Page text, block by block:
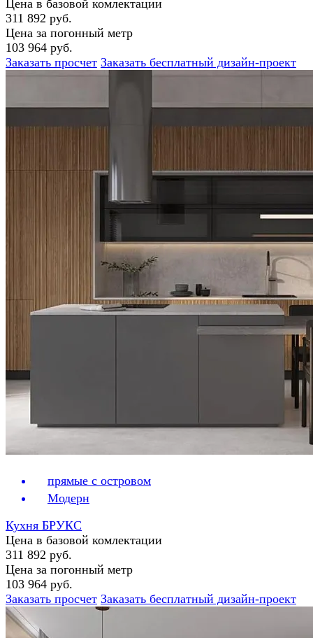
Цена в базовой комлектации
311 892 руб.
Цена за погонный метр
103 964 руб.
Заказать просчет Заказать бесплатный дизайн-проект
прямые с островом
Модерн
Кухня БРУКС
Цена в базовой комлектации
311 892 руб.
Цена за погонный метр
103 964 руб.
Заказать просчет Заказать бесплатный дизайн-проект